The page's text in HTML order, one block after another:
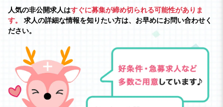
人気の非公開求人はすぐに募集が締め切られる可能性がありま
す。
求人の詳細な情報を知りたい方は、お早めにお問い合わせく
ださい。